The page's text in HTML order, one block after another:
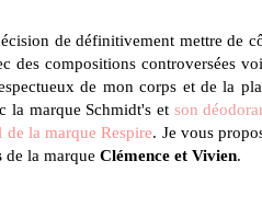
de définitivement mettre de
des compositions controversées
de mon corps et de la
la marque Schmidt's et son
la marque Respire. Je vous
de la marque Clémence et Vivien.